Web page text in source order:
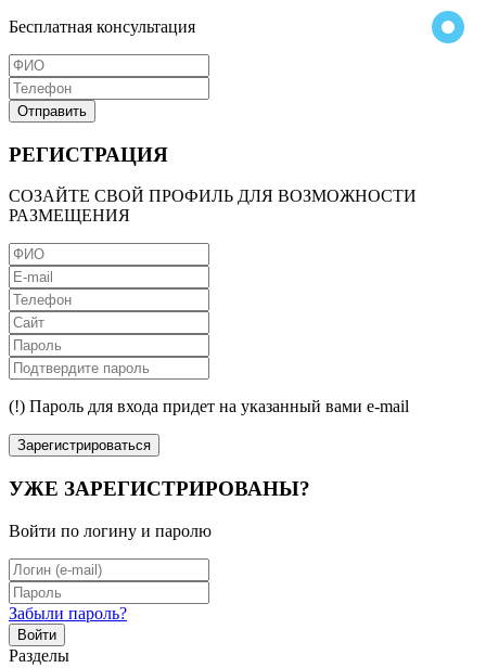
Бесплатная консультация
Отправить
РЕГИСТРАЦИЯ
СОЗАЙТЕ СВОЙ ПРОФИЛЬ ДЛЯ ВОЗМОЖНОСТИ
РАЗМЕЩЕНИЯ
(!) Пароль для входа придет на указанный вами e-mail
Зарегистрироваться
УЖЕ ЗАРЕГИСТРИРОВАНЫ?
Войти по логину и паролю
Забыли пароль?
Войти
Разделы